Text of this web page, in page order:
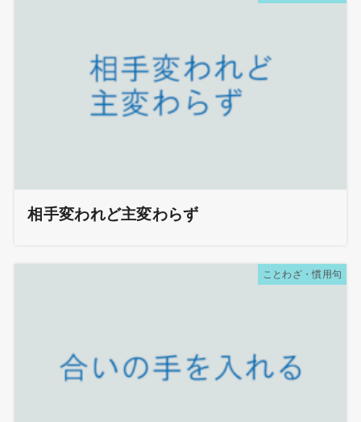
相手変われど主変わらず
ことわざ・慣用句